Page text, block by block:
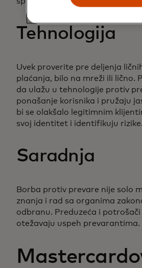
Tehnologija
Uvek proverite pre deljenja
plaćanja, bilo na mreži ili lično.
da ulažu u tehnologije protiv
ponašanje korisnika i pružaju
bi se olakšalo legitimnim
svoj identitet i identifikuju
Saradnja
Borba protiv prevare nije solo
znanja i rad sa organima
odbranu. Preduzeća i
otežavaju uspeh prevarantima.